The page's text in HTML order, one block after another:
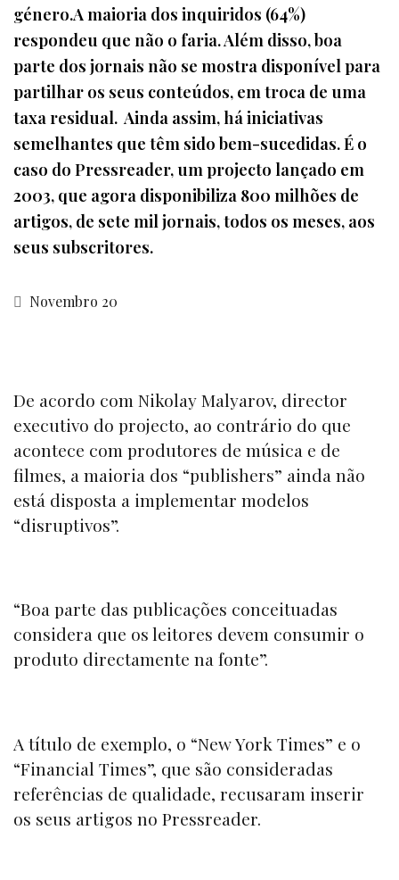
género.A maioria dos inquiridos (64%)
respondeu que não o faria. Além disso, boa
parte dos jornais não se mostra disponível para
partilhar os seus conteúdos, em troca de uma
taxa residual. Ainda assim, há iniciativas
semelhantes que têm sido bem-sucedidas. É o
caso do Pressreader, um projecto lançado em
2003, que agora disponibiliza 800 milhões de
artigos, de sete mil jornais, todos os meses, aos
seus subscritores.
Novembro 20
De acordo com Nikolay Malyarov, director
executivo do projecto, ao contrário do que
acontece com produtores de música e de
filmes, a maioria dos “publishers” ainda não
está disposta a implementar modelos
“disruptivos”.
“Boa parte das publicações conceituadas
considera que os leitores devem consumir o
produto directamente na fonte”.
A título de exemplo, o “New York Times” e o
“Financial Times”, que são consideradas
referências de qualidade, recusaram inserir
os seus artigos no Pressreader.